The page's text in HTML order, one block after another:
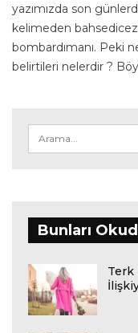
yazımızda son
kelimeden
bombardımanı. Peki
belirtileri nelerdir ?
Bunları
Terk